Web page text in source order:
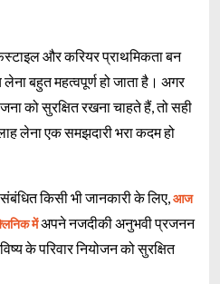
और करियर प्राथमिकता बन
बहुत महत्वपूर्ण हो जाता है। अगर
को सुरक्षित रखना चाहते हैं, तो सही
लेना एक समझदारी भरा कदम हो
किसी भी जानकारी के लिए, आज
मेंअपने नजदीकी अनुभवी प्रजनन
के परिवार नियोजन को सुरक्षित